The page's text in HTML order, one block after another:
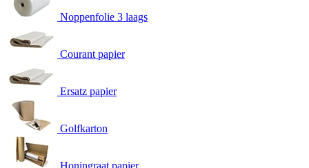
Noppenfolie 3 laags
Courant papier
Ersatz papier
Golfkarton